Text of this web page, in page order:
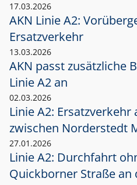
17.03.2026
AKN Linie A2:
Ersatzverkehr
13.03.2026
AKN passt zusätzliche
Linie A2 an
02.03.2026
Linie A2: Ersatzverkehr
zwischen Norderstedt
27.01.2026
Linie A2: Durchfahrt
Quickborner Straße an